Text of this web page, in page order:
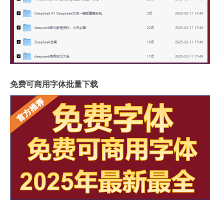
免费可商用字体批量下载